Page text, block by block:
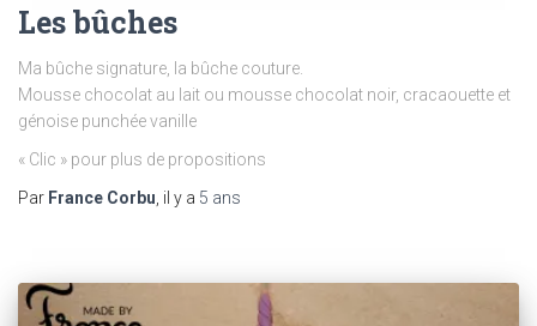
Les bûches
Ma bûche signature, la bûche couture.
Mousse chocolat au lait ou mousse chocolat noir, cracaouette et
génoise punchée vanille
« Clic » pour plus de propositions
Par France Corbu , il y a 5 ans